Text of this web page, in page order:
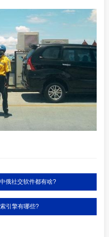
俄社交软件都有啥?
引擎有哪些?